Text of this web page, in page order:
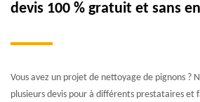
devis 100 % gratuit et sans
Vous avez un projet de nettoyage de pignons ?
plusieurs devis pour à différents prestataires et